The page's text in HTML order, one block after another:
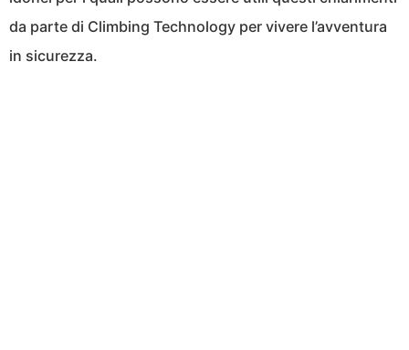
da parte di Climbing Technology per vivere l’avventura
in sicurezza.